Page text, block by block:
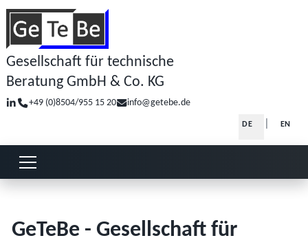
Gesellschaft für technische
Beratung GmbH & Co. KG
+49 (0)8504/955 15 20 info@getebe.de
Sprache
DE EN
Menü öffnen oder schließen
GeTeBe - Gesellschaft für